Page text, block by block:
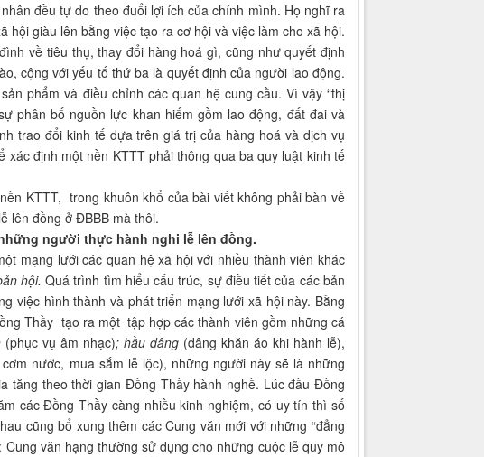
đều tự do theo đuổi lợi ích của chính mình. Họ nghĩ ra
giàu lên bằng việc tạo ra cơ hội và việc làm cho xã hội.
về tiêu thụ, thay đổi hàng hoá gì, cũng như quyết định
cộng với yếu tố thứ ba là quyết định của người lao động.
phẩm và điều chỉnh các quan hệ cung cầu. Vì vậy “thị
phân bố nguồn lực khan hiếm gồm lao động, đất đai và
trao đổi kinh tế dựa trên giá trị của hàng hoá và dịch vụ
định một nền KTTT phải thông qua ba quy luật kinh tế
KTTT, trong khuôn khổ của bài viết không phải bàn về
lên đồng ở ĐBBB mà thôi.
người thực hành nghi lễ lên đồng.
mạng lưới các quan hệ xã hội với nhiều thành viên khác
hội. Quá trình tìm hiểu cấu trúc, sự điều tiết của các bản
việc hình thành và phát triển mạng lưới xã hội này. Bằng
Thầy tạo ra một tập hợp các thành viên gồm những cá
(phục vụ âm nhạc); hầu dâng (dâng khăn áo khi hành lễ),
nước, mua sắm lễ lộc), những người này sẽ là những
tăng theo thời gian Đồng Thầy hành nghề. Lúc đầu Đồng
các Đồng Thầy càng nhiều kinh nghiệm, có uy tín thì số
cũng bổ xung thêm các Cung văn mới với những “đẳng
văn hạng thường sử dụng cho những cuộc lễ quy mô